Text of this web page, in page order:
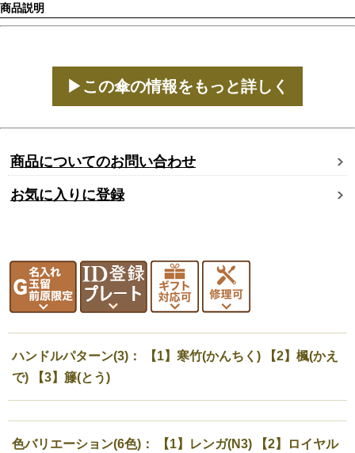
商品説明
▶この傘の情報をもっと詳しく
商品についてのお問い合わせ
お気に入りに登録
ハンドルパターン(3)： 【1】寒竹(かんちく) 【2】楓(かえ
で) 【3】籐(とう)
色バリエーション(6色)： 【1】レンガ(N3) 【2】ロイヤル